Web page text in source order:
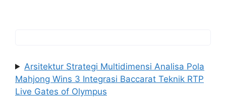
Arsitektur Strategi Multidimensi Analisa Pola
Mahjong Wins 3 Integrasi Baccarat Teknik RTP
Live Gates of Olympus